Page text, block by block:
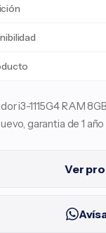
i3-1115G4 RAM
garantia de 1
Ver